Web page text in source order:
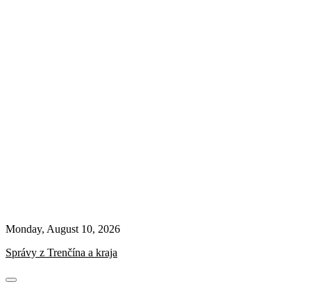
Monday, August 10, 2026
Správy z Trenčína a kraja